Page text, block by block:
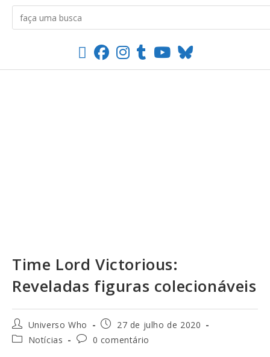
Time Lord Victorious:
Reveladas figuras colecionáveis
Universo Who
27 de julho de 2020
Notícias
0 comentário